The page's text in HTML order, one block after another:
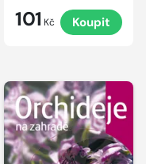
101 Kč Koupit